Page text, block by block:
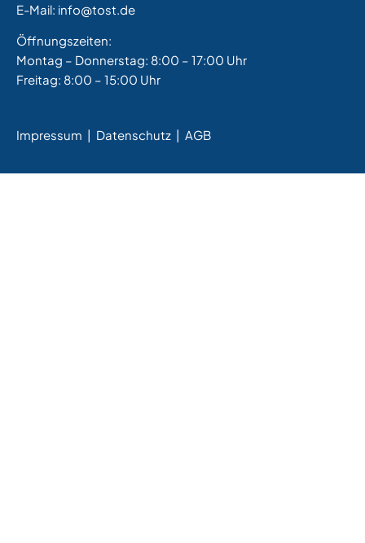
E-Mail: info@tost.de
Öffnungszeiten:
Montag – Donnerstag: 8:00 – 17:00 Uhr
Freitag: 8:00 – 15:00 Uhr
Impressum | Datenschutz | AGB